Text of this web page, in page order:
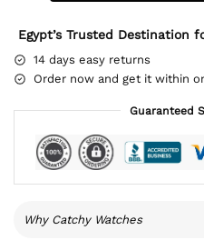
Egypt’s Trusted Destination
14 days easy returns
Order now and get it within
Guaranteed
Why Catchy Watches